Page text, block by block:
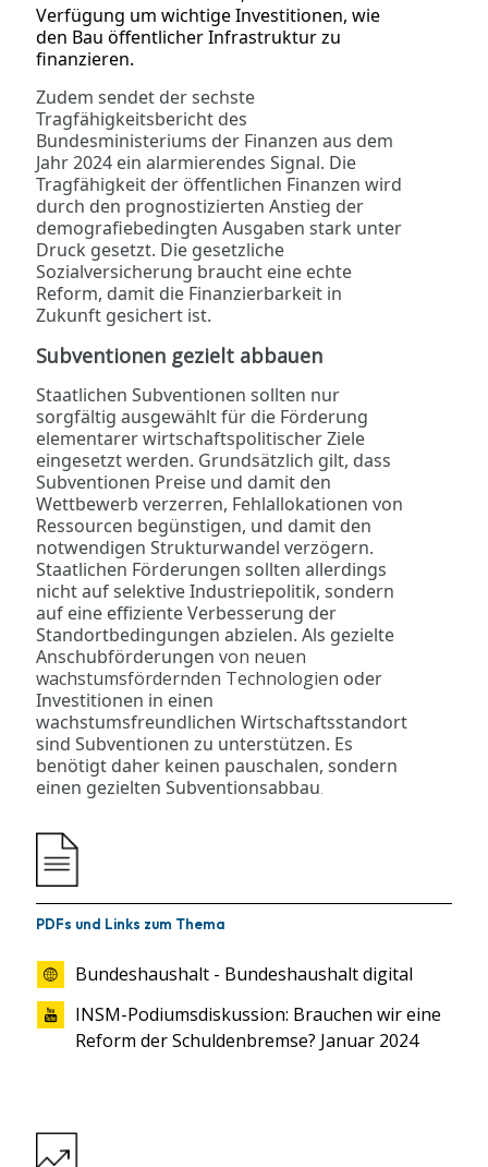
Verfügung um wichtige Investitionen, wie
den Bau öffentlicher Infrastruktur zu
finanzieren.
Zudem sendet der sechste
Tragfähigkeitsbericht des
Bundesministeriums der Finanzen aus dem
Jahr 2024 ein alarmierendes Signal. Die
Tragfähigkeit der öffentlichen Finanzen wird
durch den prognostizierten Anstieg der
demografiebedingten Ausgaben stark unter
Druck gesetzt. Die gesetzliche
Sozialversicherung braucht eine echte
Reform, damit die Finanzierbarkeit in
Zukunft gesichert ist.
Subventionen gezielt abbauen
Staatlichen Subventionen sollten nur
sorgfältig ausgewählt für die Förderung
elementarer wirtschaftspolitischer Ziele
eingesetzt werden. Grundsätzlich gilt, dass
Subventionen Preise und damit den
Wettbewerb verzerren, Fehlallokationen von
Ressourcen begünstigen, und damit den
notwendigen Strukturwandel verzögern.
Staatlichen Förderungen sollten allerdings
nicht auf selektive Industriepolitik, sondern
auf eine effiziente Verbesserung der
Standortbedingungen abzielen. Als gezielte
Anschubförderungen von neuen
wachstumsfördernden Technologien oder
Investitionen in einen
wachstumsfreundlichen Wirtschaftsstandort
sind Subventionen zu unterstützen. Es
benötigt daher keinen pauschalen, sondern
einen gezielten Subventionsabbau
PDFs und Links zum Thema
Bundeshaushalt - Bundeshaushalt digital
INSM-Podiumsdiskussion: Brauchen wir eine
Reform der Schuldenbremse? Januar 2024